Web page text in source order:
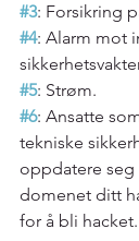
#3: Forsikring
#4: Alarm mot
#5: Strøm.
#6: Ansatte
tekniske
oppdatere seg
domenet ditt
for å bli hacket.